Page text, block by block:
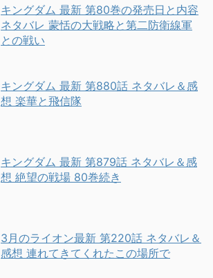
キングダム 最新 第80巻の発売日と内容
ネタバレ 蒙恬の大戦略と第二防衛線軍
との戦い
キングダム 最新 第880話 ネタバレ＆感
想 楽華と飛信隊
キングダム 最新 第879話 ネタバレ＆感
想 絶望の戦場 80巻続き
3月のライオン最新 第220話 ネタバレ＆
感想 連れてきてくれたこの場所で